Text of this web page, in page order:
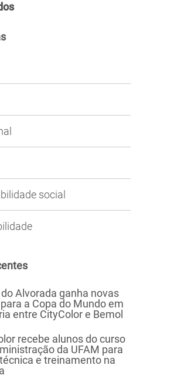
social
do Alvorada ganha novas
a Copa do Mundo em
entre CityColor e Bemol
recebe alunos do curso
da UFAM para
e treinamento na